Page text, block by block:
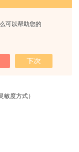
可以帮助您的
色谱图输出 ，波长扫描
度方式）